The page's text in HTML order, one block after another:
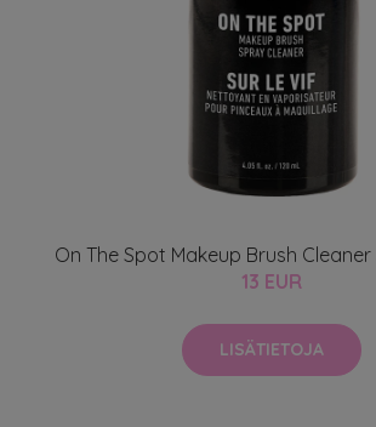
On The Spot Makeup Brush Cleaner
13 EUR
LISÄTIETOJA